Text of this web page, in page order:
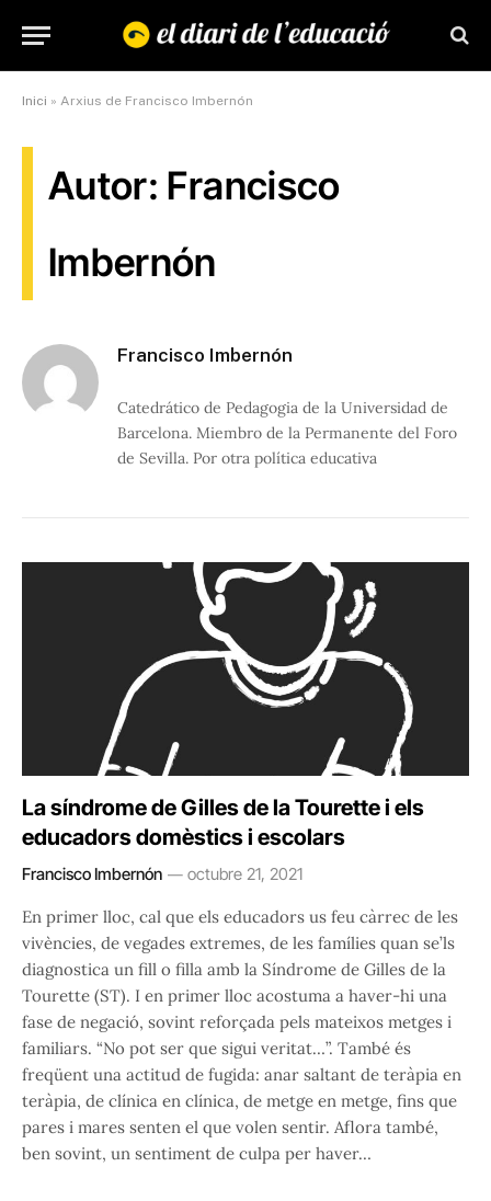
Inici » Arxius de Francisco Imbernón
Autor: Francisco
Imbernón
Francisco Imbernón
Catedrático de Pedagogia de la Universidad de
Barcelona. Miembro de la Permanente del Foro
de Sevilla. Por otra política educativa
La síndrome de Gilles de la Tourette i els
educadors domèstics i escolars
Francisco Imbernón octubre 21, 2021
En primer lloc, cal que els educadors us feu càrrec de les
vivències, de vegades extremes, de les famílies quan se’ls
diagnostica un fill o filla amb la Síndrome de Gilles de la
Tourette (ST). I en primer lloc acostuma a haver-hi una
fase de negació, sovint reforçada pels mateixos metges i
familiars. “No pot ser que sigui veritat…”. També és
freqüent una actitud de fugida: anar saltant de teràpia en
teràpia, de clínica en clínica, de metge en metge, fins que
pares i mares senten el que volen sentir. Aflora també,
ben sovint, un sentiment de culpa per haver…